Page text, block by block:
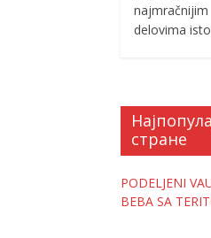
najmračnijim
delovima
стране
PODELJENI
BEBA SA